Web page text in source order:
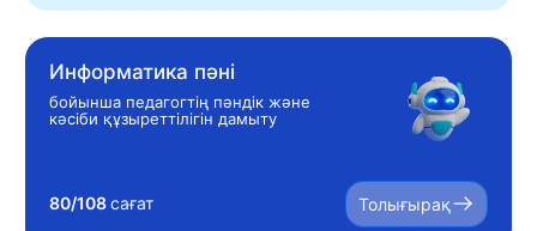
Информатика пәні
бойынша педагогтің пәндік және
кәсіби құзыреттілігін дамыту
80/108сағат Толығырақ